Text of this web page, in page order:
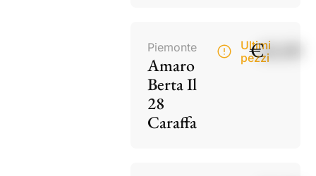
Piemonte
Amaro
Berta Il
28
Caraffa
Ultimi
pezzi
€40,00